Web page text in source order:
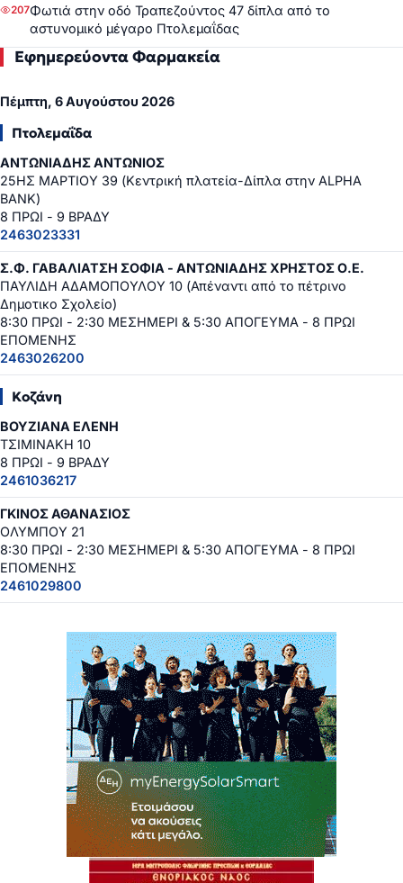
207Φωτιά στην οδό Τραπεζούντος 47 δίπλα από το
αστυνομικό μέγαρο Πτολεμαΐδας
Εφημερεύοντα Φαρμακεία
Πέμπτη, 6 Αυγούστου 2026
Πτολεμαΐδα
ΑΝΤΩΝΙΑΔΗΣ ΑΝΤΩΝΙΟΣ
25ΗΣ ΜΑΡΤΙΟΥ 39 (Κεντρική πλατεία-Δίπλα στην ALPHA
BANK)
8 ΠΡΩΙ - 9 ΒΡΑΔΥ
2463023331
Σ.Φ. ΓΑΒΑΛΙΑΤΣΗ ΣΟΦΙΑ - ΑΝΤΩΝΙΑΔΗΣ ΧΡΗΣΤΟΣ Ο.Ε.
ΠΑΥΛΙΔΗ ΑΔΑΜΟΠΟΥΛΟΥ 10 (Απέναντι από το πέτρινο
Δημοτικο Σχολείο)
8:30 ΠΡΩΙ - 2:30 ΜΕΣΗΜΕΡΙ & 5:30 ΑΠΟΓΕΥΜΑ - 8 ΠΡΩΙ
ΕΠΟΜΕΝΗΣ
2463026200
Κοζάνη
ΒΟΥΖΙΑΝΑ ΕΛΕΝΗ
ΤΣΙΜΙΝΑΚΗ 10
8 ΠΡΩΙ - 9 ΒΡΑΔΥ
2461036217
ΓΚΙΝΟΣ ΑΘΑΝΑΣΙΟΣ
ΟΛΥΜΠΟΥ 21
8:30 ΠΡΩΙ - 2:30 ΜΕΣΗΜΕΡΙ & 5:30 ΑΠΟΓΕΥΜΑ - 8 ΠΡΩΙ
ΕΠΟΜΕΝΗΣ
2461029800